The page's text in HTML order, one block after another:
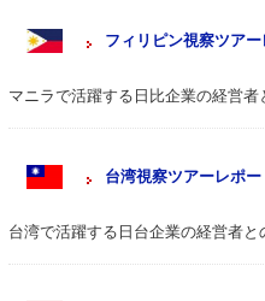
フィリピン視察ツアー
マニラで活躍する日比企業の経営
台湾視察ツアーレポ
台湾で活躍する日台企業の経営者